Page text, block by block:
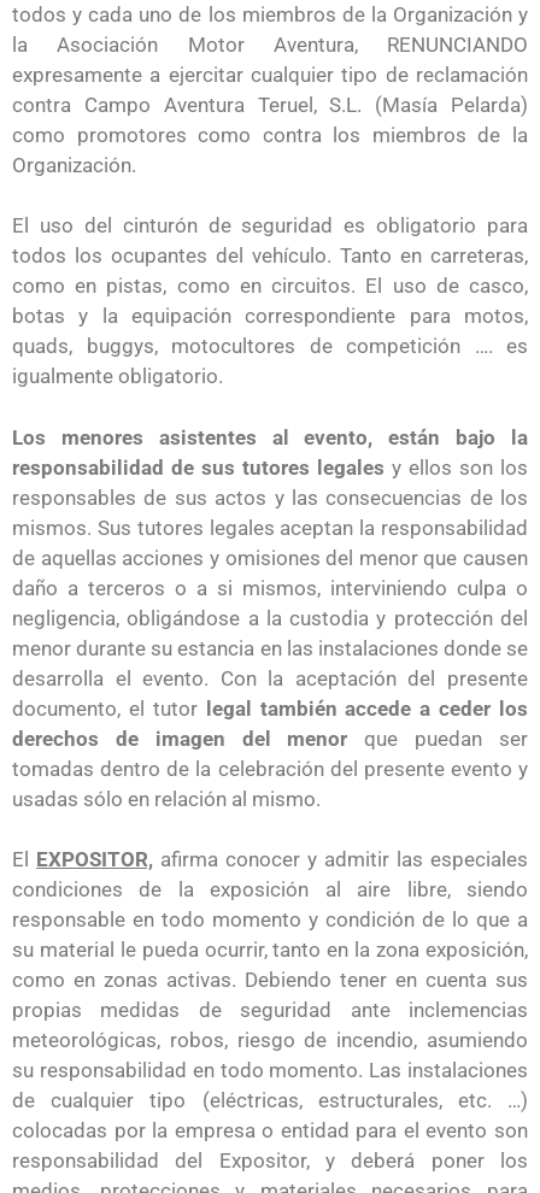
todos y cada uno de los miembros de la Organización y
la Asociación Motor Aventura, RENUNCIANDO
expresamente a ejercitar cualquier tipo de reclamación
contra Campo Aventura Teruel, S.L. (Masía Pelarda)
como promotores como contra los miembros de la
Organización.
El uso del cinturón de seguridad es obligatorio para
todos los ocupantes del vehículo. Tanto en carreteras,
como en pistas, como en circuitos. El uso de casco,
botas y la equipación correspondiente para motos,
quads, buggys, motocultores de competición …. es
igualmente obligatorio.
Los menores asistentes al evento, están bajo la
responsabilidad de sus tutores legales y ellos son los
responsables de sus actos y las consecuencias de los
mismos. Sus tutores legales aceptan la responsabilidad
de aquellas acciones y omisiones del menor que causen
daño a terceros o a si mismos, interviniendo culpa o
negligencia, obligándose a la custodia y protección del
menor durante su estancia en las instalaciones donde se
desarrolla el evento. Con la aceptación del presente
documento, el tutor legal también accede a ceder los
derechos de imagen del menor que puedan ser
tomadas dentro de la celebración del presente evento y
usadas sólo en relación al mismo.
El EXPOSITOR, afirma conocer y admitir las especiales
condiciones de la exposición al aire libre, siendo
responsable en todo momento y condición de lo que a
su material le pueda ocurrir, tanto en la zona exposición,
como en zonas activas. Debiendo tener en cuenta sus
propias medidas de seguridad ante inclemencias
meteorológicas, robos, riesgo de incendio, asumiendo
su responsabilidad en todo momento. Las instalaciones
de cualquier tipo (eléctricas, estructurales, etc. …)
colocadas por la empresa o entidad para el evento son
responsabilidad del Expositor, y deberá poner los